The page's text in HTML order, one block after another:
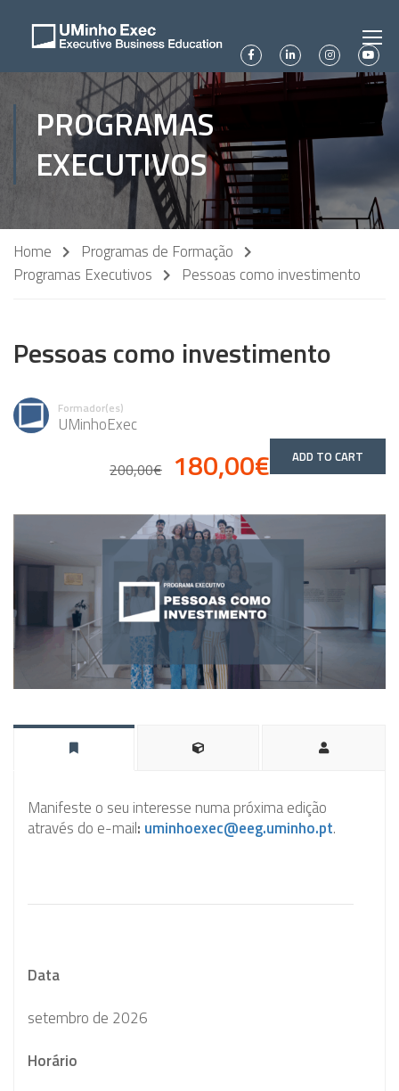
PROGRAMAS
EXECUTIVOS
Home
Programas de Formação
Programas Executivos
Pessoas como investimento
Pessoas como investimento
Formador(es)
UMinhoExec
200,00€ 180,00€ ADD TO CART
Manifeste o seu interesse numa próxima edição
através do e-mail: uminhoexec@eeg.uminho.pt.
Data
setembro de 2026
Horário